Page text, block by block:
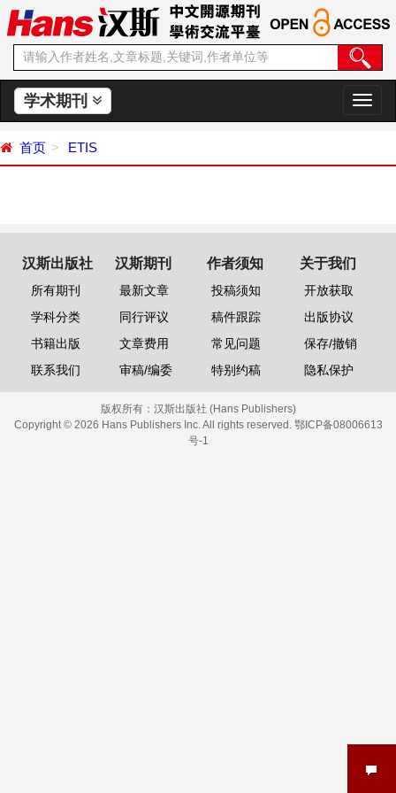
学术期刊
切
换
首页 ETIS
汉斯出版社
所有期刊
学科分类
书籍出版
联系我们
汉斯期刊
最新文章
同行评议
文章费用
审稿/编委
作者须知
投稿须知
稿件跟踪
常见问题
特别约稿
关于我们
开放获取
出版协议
保存/撤销
隐私保护
版权所有： 汉斯出版社 (Hans Publishers)
Copyright © 2026 Hans Publishers Inc. All rights reserved. 鄂ICP备08006613
号-1